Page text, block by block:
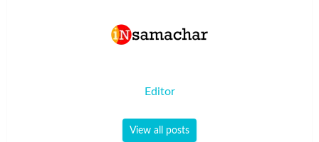
Editor
View all posts